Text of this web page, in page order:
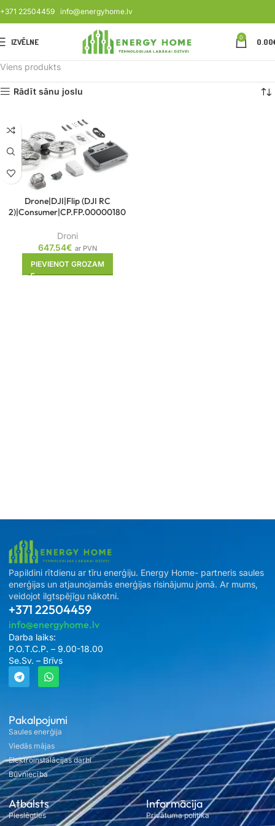
+371 22504459 info@energyhome.lv
IZVĒLNE 0 0.00
Viens produkts
Rādīt sānu joslu
Drone|DJI|Flip (DJI RC
2)|Consumer|CP.FP.00000180
Droni
647.54€ ar PVN
PIEVIENOT GROZAM
Pakalpojumi
Saules enerģija
Viedās mājas
Elektroinstalācijas darbi
Būvniecība
Atbalsts
Pieslēgties
Informācija
Privātuma politika
Papildini rītdienu ar tīru enerģiju. Energy Home- partneris saules
enerģijas un atjaunojamās enerģijas risinājumu jomā. Ar mums,
veidojot ilgtspējīgu nākotni.
+371 22504459
info@energyhome.lv
Darba laiks:
P.O.T.C.P. – 9.00-18.00
Se.Sv. – Brīvs